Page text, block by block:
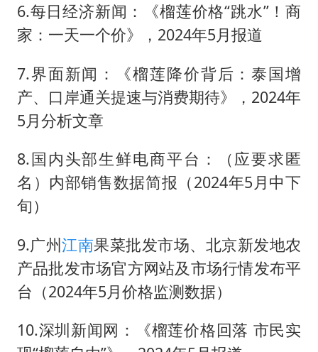
6.每日经济新闻：《榴莲价格“跳水”！商
家：一天一个价》，2024年5月报道
7.界面新闻：《榴莲降价背后：泰国增
产、口岸通关提速与消费期待》，2024年
5月分析文章
8.国内头部生鲜电商平台：（应要求匿
名）内部销售数据简报（2024年5月中下
旬）
9.广州江南果菜批发市场、北京新发地农
产品批发市场官方网站及市场行情发布平
台（2024年5月价格监测数据）
10.深圳新闻网：《榴莲价格回落 市民实